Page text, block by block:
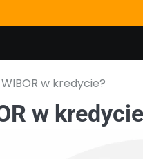
w kredycie?
w